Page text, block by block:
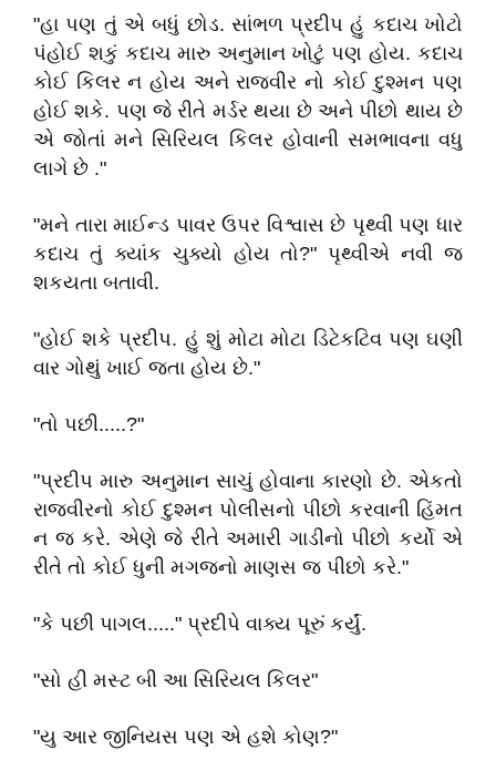
"હા પણ તું એ બધું છોડ. સાંભળ પ્રદીપ હું કદાચ ખોટો
પંહોઈ શકું કદાચ મારુ અનુમાન ખોટું પણ હોય. કદાચ
કોઈ કિલર ન હોય અને રાજવીર નો કોઈ દુશ્મન પણ
હોઈ શકે. પણ જે રીતે મર્ડર થયા છે અને પીછો થાય છે
એ જોતાં મને સિરિયલ કિલર હોવાની સમભાવના વધુ
લાગે છે ."
"મને તારા માઈન્ડ પાવર ઉપર વિશ્વાસ છે પૃથ્વી પણ ધાર
કદાચ તું ક્યાંક ચુક્યો હોય તો?" પૃથ્વીએ નવી જ
શકયતા બતાવી.
"હોઈ શકે પ્રદીપ. હું શું મોટા મોટા ડિટેકટિવ પણ ઘણી
વાર ગોથું ખાઈ જતા હોય છે."
"તો પછી.....?"
"પ્રદીપ મારુ અનુમાન સાચું હોવાના કારણો છે. એકતો
રાજવીરનો કોઈ દુશ્મન પોલીસનો પીછો કરવાની હિંમત
ન જ કરે. એણે જે રીતે અમારી ગાડીનો પીછો કર્યો એ
રીતે તો કોઈ ધુની મગજનો માણસ જ પીછો કરે."
"કે પછી પાગલ....." પ્રદીપે વાક્ય પૂરું કર્યું.
"સો હી મસ્ટ બી આ સિરિયલ કિલર"
"યુ આર જીનિયસ પણ એ હશે કોણ?"